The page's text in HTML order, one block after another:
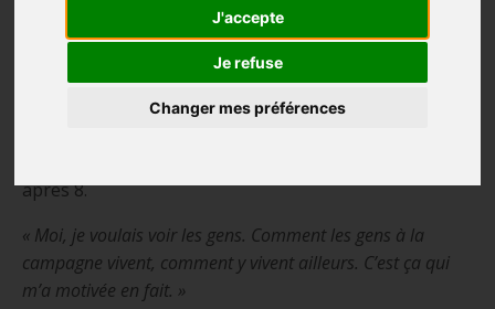
J'accepte
Je refuse
Changer mes préférences
Lors d’un voyage pour faire un temps d’arrêt dans sa
vie, Caroline Moireaux rencontre des Français qui
préparent un voyage autour du monde. Trois ans plus
tard, elle reprend contact avec eux et un beau matin,
après 8.
« Moi, je voulais voir les gens. Comment les gens à la
campagne vivent, comment y vivent ailleurs. C’est ça qui
m’a motivée en fait. »